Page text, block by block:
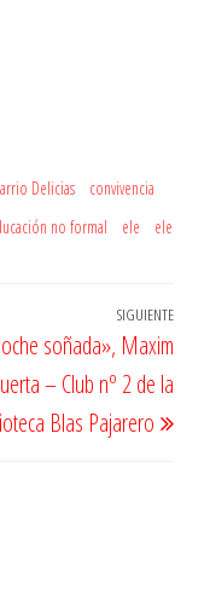
Delicias
convivencia
no formal ele
ele
SIGUIENTE
soñada», Maxim
– Club nº 2 de la
Blas Pajarero